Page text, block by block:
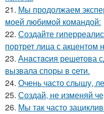
21. Мы продолжаем
моей любимой командой:
22. Создайте
портрет лица с акцентом
23. Анaстacия решетова
вызвала споры в cети.
24. Очень часто слышу,
25. Создай, не изменяй
26. Мы так часто